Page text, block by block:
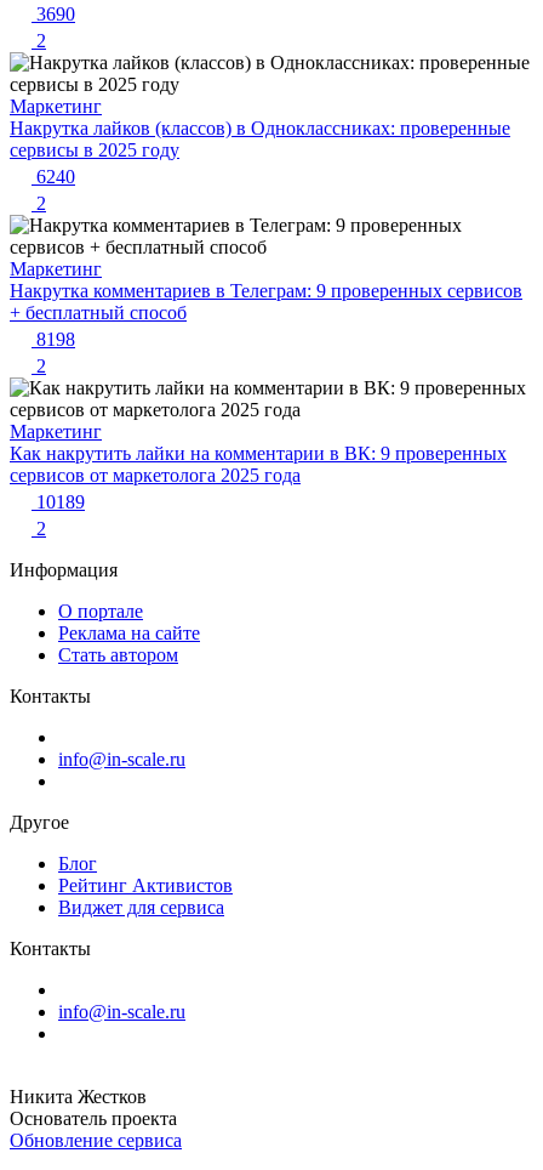
3690
2
Маркетинг
Накрутка лайков (классов) в Одноклассниках: проверенные
сервисы в 2025 году
6240
2
Маркетинг
Накрутка комментариев в Телеграм: 9 проверенных сервисов
+ бесплатный способ
8198
2
Маркетинг
Как накрутить лайки на комментарии в ВК: 9 проверенных
сервисов от маркетолога 2025 года
10189
2
Информация
О портале
Реклама на сайте
Стать автором
Контакты
info@in-scale.ru
Другое
Блог
Рейтинг Активистов
Виджет для сервиса
Контакты
info@in-scale.ru
Никита Жестков
Основатель проекта
Обновление сервиса